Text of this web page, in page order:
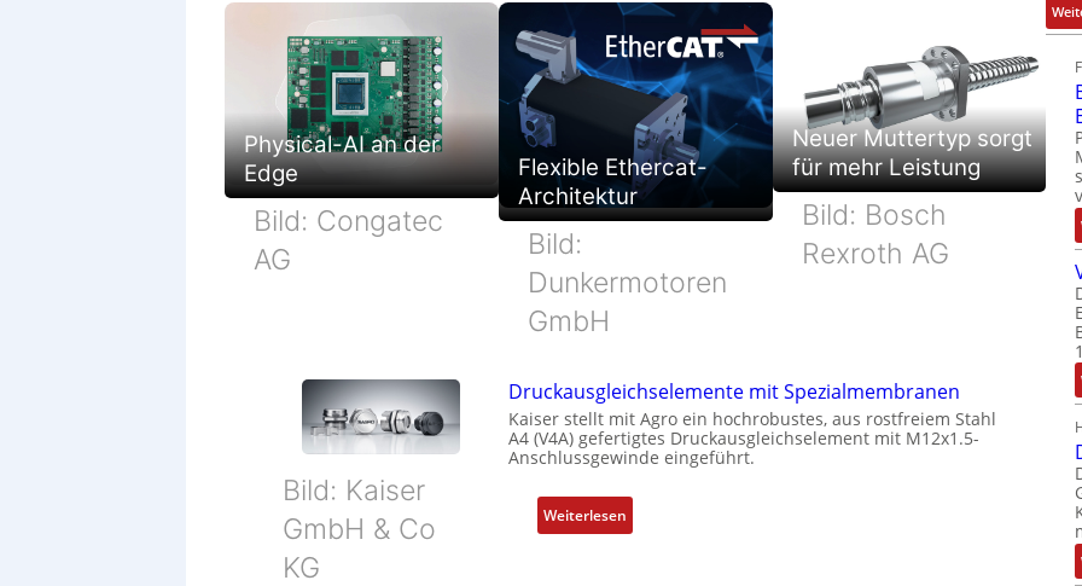
Physical-AI an der
Edge
Bild: Congatec
AG
Flexible Ethercat-
Architektur
Bild:
Dunkermotoren
GmbH
Neuer Muttertyp sorgt
für mehr Leistung
Bild: Bosch
Rexroth AG
Bild: Kaiser
GmbH & Co
KG
Druckausgleichselemente mit Spezialmembranen
Kaiser stellt mit Agro ein hochrobustes, aus rostfreiem Stahl
A4 (V4A) gefertigtes Druckausgleichselement mit M12x1.5-
Anschlussgewinde eingeführt.
Weiterlesen:
D